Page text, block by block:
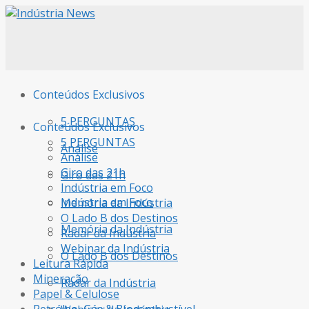
Conteúdos Exclusivos
5 PERGUNTAS
Análise
Giro das 21h
Indústria em Foco
Memória da Indústria
O Lado B dos Destinos
Radar da Indústria
Conteúdos Exclusivos
5 PERGUNTAS
Análise
Giro das 21h
Indústria em Foco
Memória da Indústria
O Lado B dos Destinos
Radar da Indústria
Webinar da Indústria
Leitura Rápida
Mineração
Papel & Celulose